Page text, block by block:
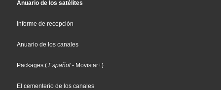
Anuario de los satélites
Informe de recepción
Anuario de los canales
Packages ( Español - Movistar+)
El cementerio de los canales